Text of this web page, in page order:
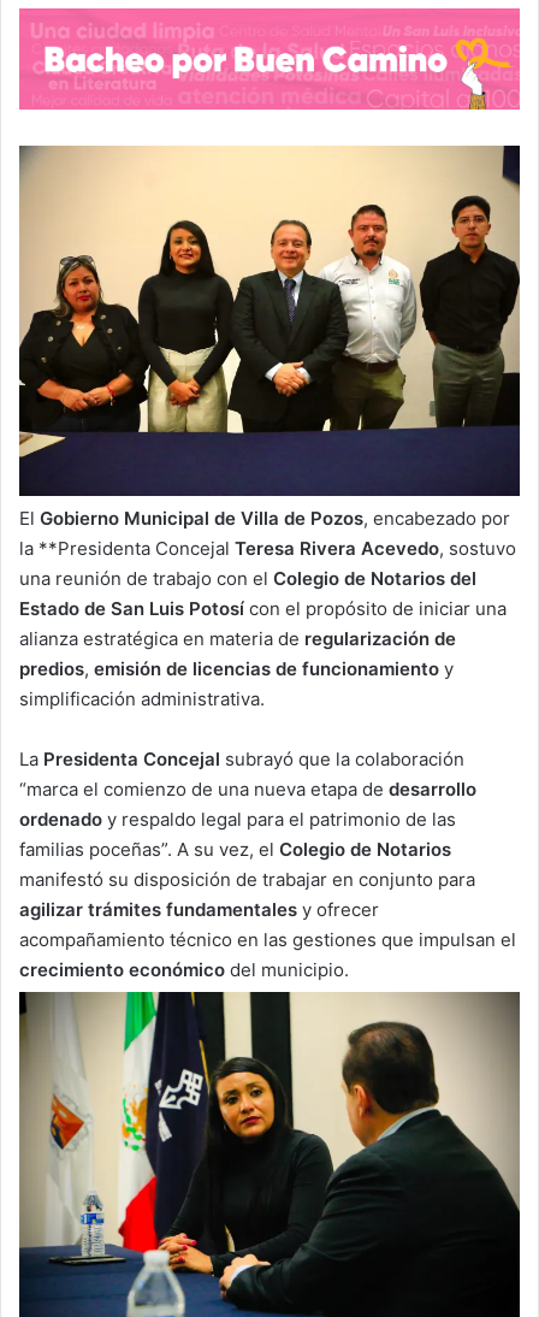
El Gobierno Municipal de Villa de Pozos, encabezado por
la **Presidenta Concejal Teresa Rivera Acevedo, sostuvo
una reunión de trabajo con el Colegio de Notarios del
Estado de San Luis Potosí con el propósito de iniciar una
alianza estratégica en materia de regularización de
predios, emisión de licencias de funcionamiento y
simplificación administrativa.
La Presidenta Concejal subrayó que la colaboración
“marca el comienzo de una nueva etapa de desarrollo
ordenado y respaldo legal para el patrimonio de las
familias poceñas”. A su vez, el Colegio de Notarios
manifestó su disposición de trabajar en conjunto para
agilizar trámites fundamentales y ofrecer
acompañamiento técnico en las gestiones que impulsan el
crecimiento económico del municipio.